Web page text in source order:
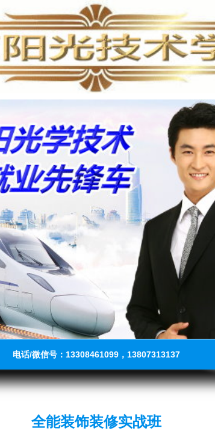
电话/微信号：13308461099，13807313137
全能装饰装修实战班